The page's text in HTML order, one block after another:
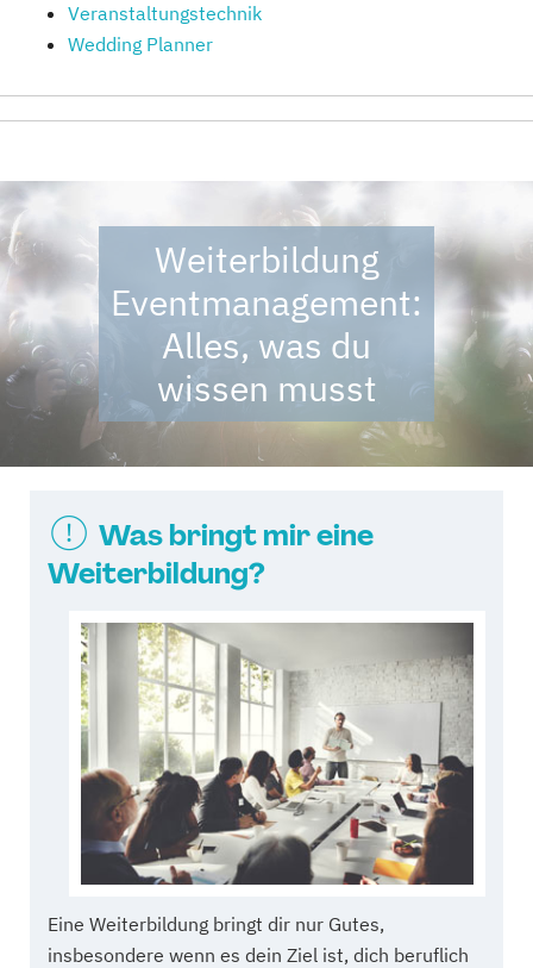
Veranstaltungstechnik
Wedding Planner
Weiterbildung
Eventmanagement:
Alles, was du
wissen musst
Was bringt mir eine
Weiterbildung?
Eine Weiterbildung bringt dir nur Gutes,
insbesondere wenn es dein Ziel ist, dich beruflich